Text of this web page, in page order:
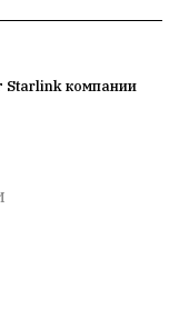
Starlink компании